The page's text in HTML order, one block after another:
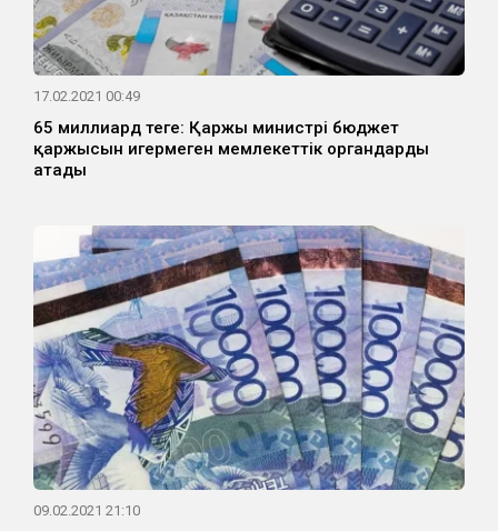
17.02.2021 00:49
65 миллиард теңге: Қаржы министрі бюджет
қаржысын игермеген мемлекеттік органдарды
атады
09.02.2021 21:10